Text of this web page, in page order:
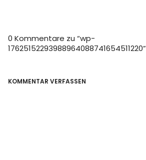
0 Kommentare zu “wp-
17625152293988964088741654511220”
KOMMENTAR VERFASSEN